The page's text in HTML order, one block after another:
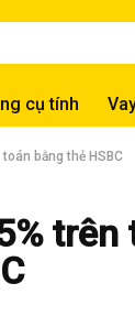
cụ tính
bằng thẻ HSBC